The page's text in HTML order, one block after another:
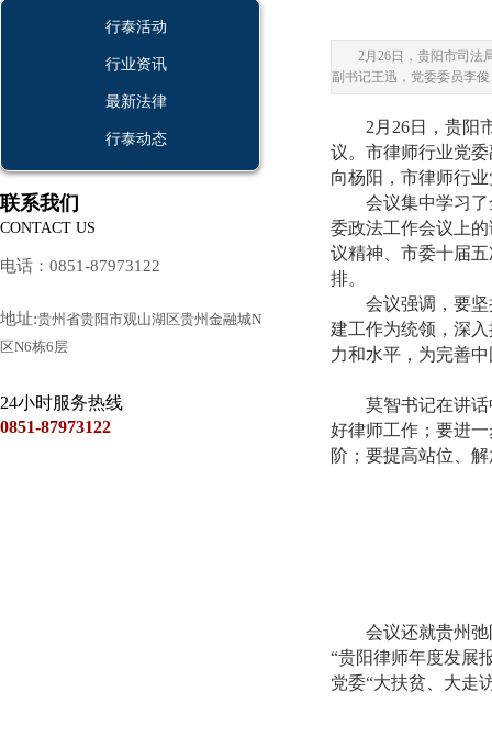
行泰活动
行业资讯
最新法律
行泰动态
2月26日，贵阳市司法
副书记王迅，党委委员李
2月26日，贵阳市
议。市律师行业党
向杨阳，市律师行
会议集中学习了全
委政法工作会议上
议精神、市委十届
排。
会议强调，要坚持
建工作为统领，深
力和水平，为完善
莫智书记在讲话中
好律师工作；要进
阶；要提高站位、
会议还就贵州弛
“贵阳律师年度发展
党委“大扶贫、大走
联系我们
CONTACT US
电话：0851-87973122
地址:贵州省贵阳市观山湖区贵州金融城N
区N6栋6层
24小时服务热线
0851-87973122